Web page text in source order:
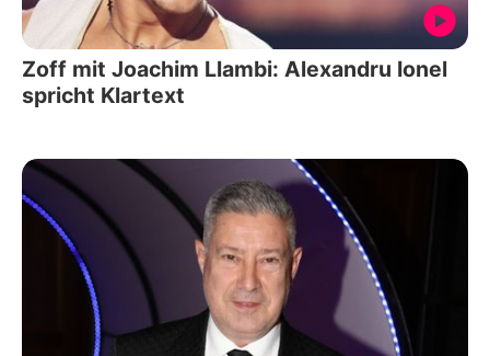
Zoff mit Joachim Llambi: Alexandru Ionel
spricht Klartext